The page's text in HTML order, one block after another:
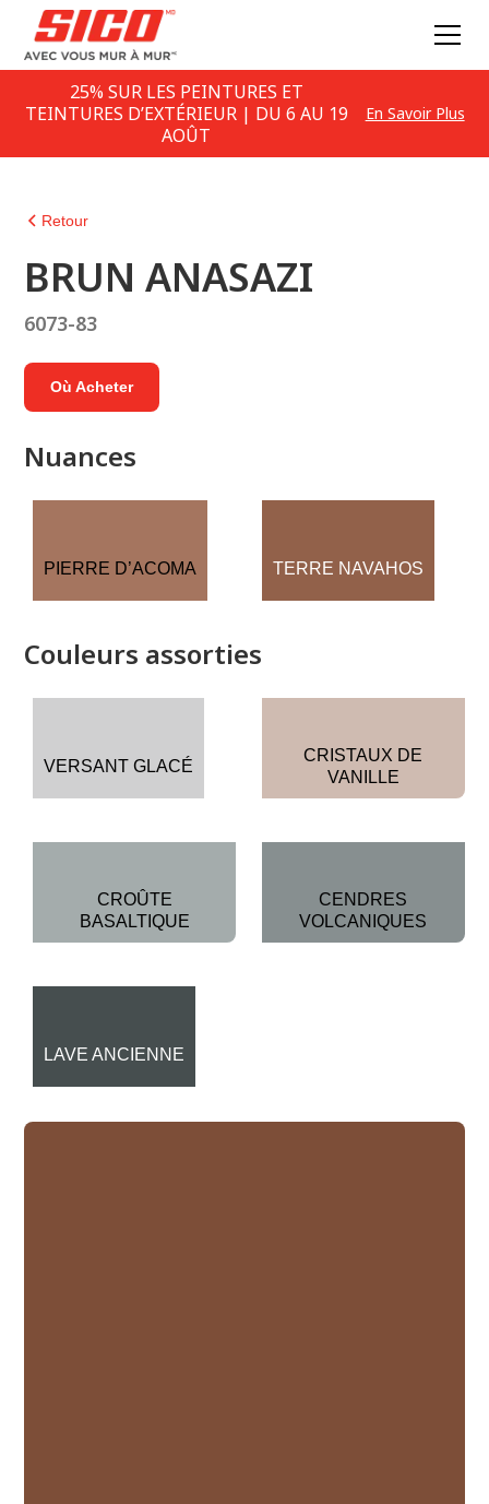
25% SUR LES PEINTURES ET
TEINTURES D’EXTÉRIEUR | DU 6 AU 19
AOÛT
En Savoir Plus
Retour
BRUN ANASAZI
6073-83
Où Acheter
Nuances
PIERRE D’ACOMA TERRE NAVAHOS
Couleurs assorties
VERSANT GLACÉ
CRISTAUX DE
VANILLE
CROÛTE
BASALTIQUE
CENDRES
VOLCANIQUES
LAVE ANCIENNE